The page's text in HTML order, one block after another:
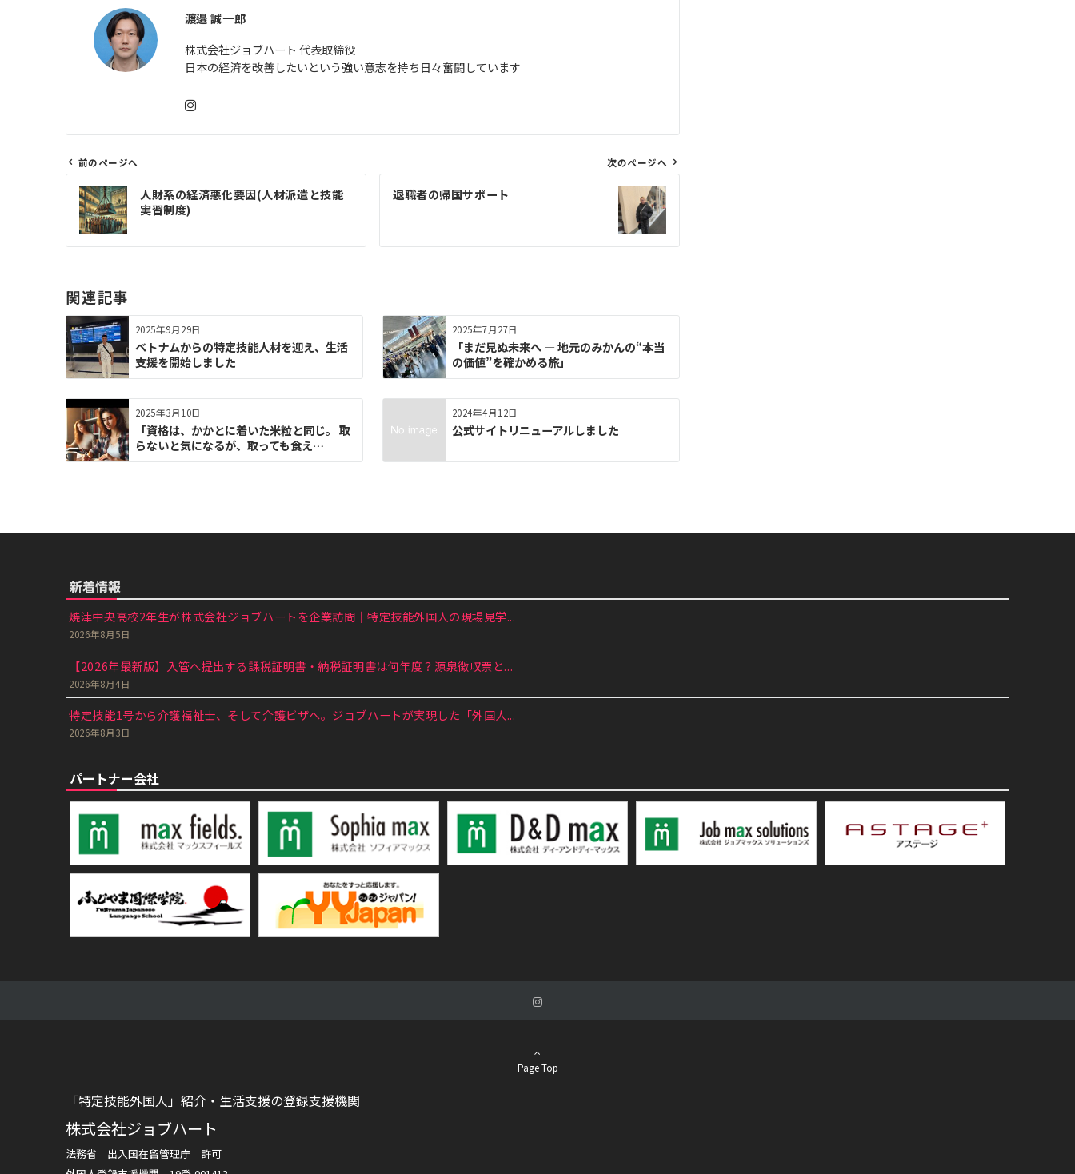
渡邉 誠一郎
株式会社ジョブハート 代表取締役
日本の経済を改善したいという強い意志を持ち日々奮闘しています
ビ
シ
ョ
ン
前のページへ
人財系の経済悪化要因(人材派遣と技能
実習制度)
次のページへ
退職者の帰国サポート
関連記事
2025年9月29日
ベトナムからの特定技能人材を迎え、生活
支援を開始しました
2025年7月27日
「まだ見ぬ未来へ ― 地元のみかんの“本当
の価値”を確かめる旅」
2025年3月10日
「資格は、かかとに着いた米粒と同じ。 取
らないと気になるが、取っても食え…
2024年4月12日
公式サイトリニューアルしました
新着情報
焼津中央高校2年生が株式会社ジョブハートを企業訪問｜特定技能外国人の現場見学...
2026年8月5日
【2026年最新版】入管へ提出する課税証明書・納税証明書は何年度？源泉徴収票と...
2026年8月4日
特定技能1号から介護福祉士、そして介護ビザへ。ジョブハートが実現した「外国人...
2026年8月3日
パートナー会社
Page Top
「特定技能外国人」紹介・生活支援の登録支援機関
株式会社ジョブハート
法務省 出入国在留管理庁 許可